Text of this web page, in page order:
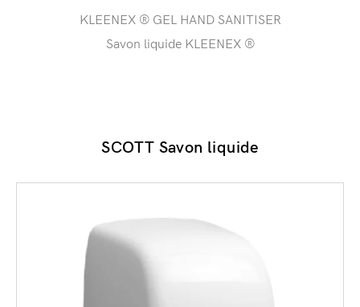
KLEENEX ® GEL HAND SANITISER
Savon liquide KLEENEX ®
SCOTT Savon liquide